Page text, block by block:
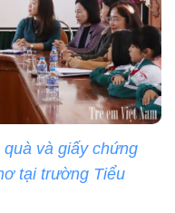
và giấy chứng
tại trường Tiểu